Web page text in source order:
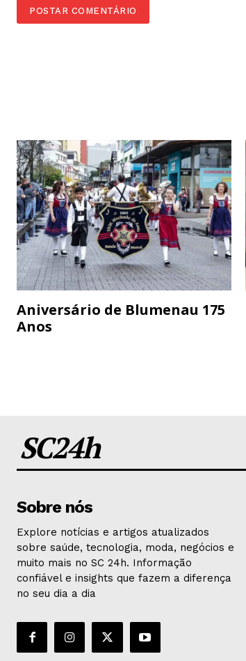
Aniversário de Blumenau 175
Anos
SC24h
Sobre nós
Explore notícias e artigos atualizados
sobre saúde, tecnologia, moda, negócios e
muito mais no SC 24h. Informação
confiável e insights que fazem a diferença
no seu dia a dia